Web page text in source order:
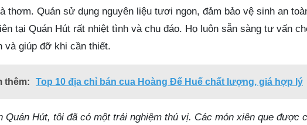
thơm. Quán sử dụng nguyên liệu tươi ngon, đảm bảo vệ sinh an
tại Quán Hút rất nhiệt tình và chu đáo. Họ luôn sẵn sàng tư vấn
và giúp đỡ khi cần thiết.
thêm: Top 10 địa chỉ bán cua Hoàng Đế Huế chất lượng, giá hợp lý
Quán Hút, tôi đã có một trải nghiệm thú vị. Các món xiên que được